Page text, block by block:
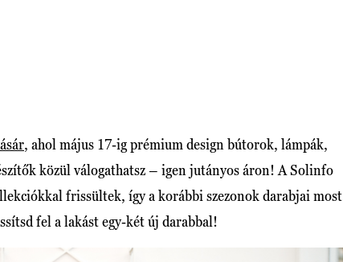
, ahol május 17-ig prémium design bútorok, lámpák,
közül válogathatsz – igen jutányos áron! A Solinfo
frissültek, így a korábbi szezonok darabjai most
fel a lakást egy-két új darabbal!